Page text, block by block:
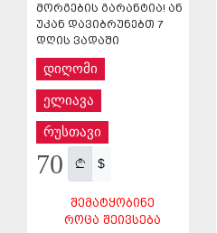
მორგების გარანტია! ან
უკან დავიბრუნებთ 7
დღის ვადაში
დიღომი
ელიავა
რუსთავი
70 $
ᲨᲔᲛᲐᲢᲧᲝᲑᲘᲜᲔ
ᲠᲝᲪᲐ ᲨᲔᲘᲕᲡᲔᲑᲐ